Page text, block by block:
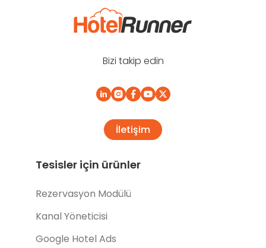
Bizi takip edin
İletişim
Tesisler için ürünler
Rezervasyon Modülü
Kanal Yöneticisi
Google Hotel Ads